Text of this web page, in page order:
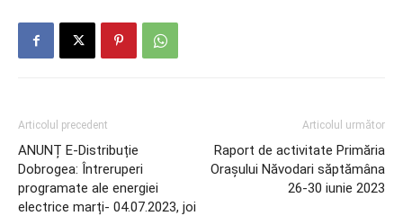
Articolul precedent
ANUNȚ E-Distribuție
Dobrogea: Întreruperi
programate ale energiei
electrice marți- 04.07.2023, joi
Articolul următor
Raport de activitate Primăria
Orașului Năvodari săptămâna
26-30 iunie 2023